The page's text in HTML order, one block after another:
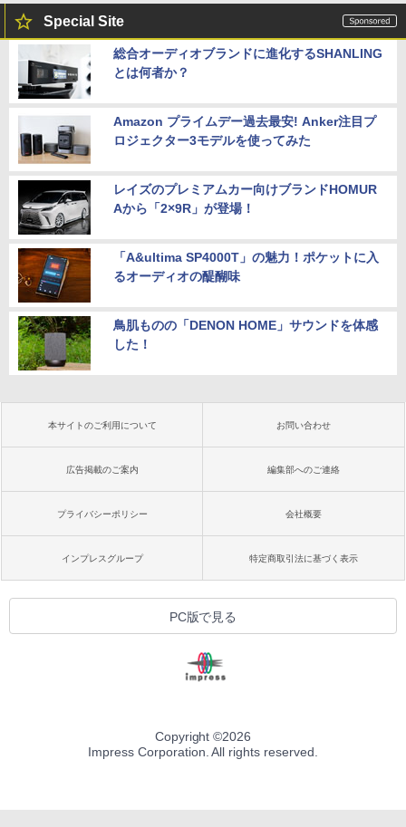
Special Site
総合オーディオブランドに進化するSHANLING
とは何者か？
Amazon プライムデー過去最安! Anker注目プ
ロジェクター3モデルを使ってみた
レイズのプレミアムカー向けブランドHOMUR
Aから「2×9R」が登場！
「A&ultima SP4000T」の魅力！ポケットに入
るオーディオの醍醐味
鳥肌ものの「DENON HOME」サウンドを体感
した！
本サイトのご利用について お問い合わせ
広告掲載のご案内 編集部へのご連絡
プライバシーポリシー 会社概要
インプレスグループ 特定商取引法に基づく表示
PC版で見る
Copyright ©2026
Impress Corporation. All rights reserved.